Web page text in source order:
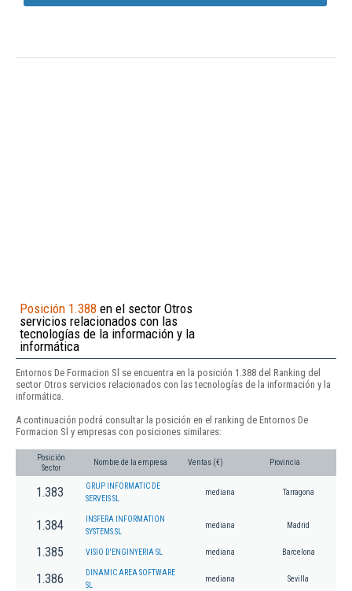
Posición 1.388 en el sector Otros
servicios relacionados con las
tecnologías de la información y la
informática
Entornos De Formacion Sl se encuentra en la posición 1.388 del Ranking del
sector Otros servicios relacionados con las tecnologías de la información y la
informática.
A continuación podrá consultar la posición en el ranking de Entornos De
Formacion Sl y empresas con posiciones similares:
Posición
Sector
Nombre de la empresa Ventas (€) Provincia
1.383
GRUP INFORMATIC DE
SERVEIS SL
mediana Tarragona
1.384
INSFERA INFORMATION
SYSTEMS SL
mediana Madrid
1.385 VISIO D'ENGINYERIA SL mediana Barcelona
1.386
DINAMIC AREA SOFTWARE
SL
mediana Sevilla